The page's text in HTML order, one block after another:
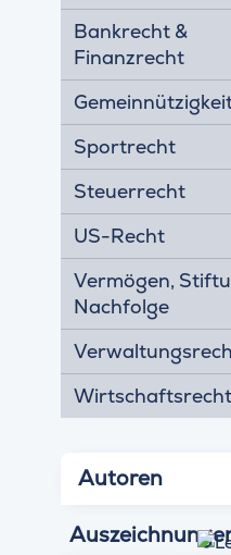
Bankrecht &
Finanzrecht
Sportrecht
Steuerrecht
US-Recht
Vermögen,
Nachfolge
Wirtschaftsrecht
Autoren